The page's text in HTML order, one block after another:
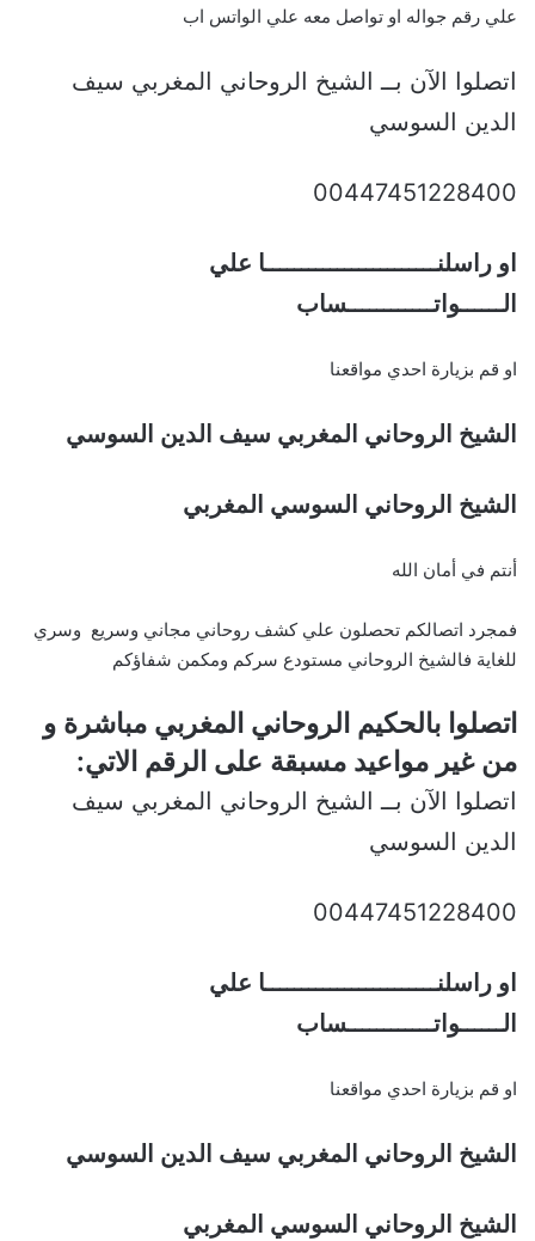
علي رقم جواله او تواصل معه علي الواتس اب
اتصلوا الآن بــ الشيخ الروحاني المغربي سيف
الدين السوسي
00447451228400
او راسلنــــــــــــــــــــــــا علي
الــــــواتــــــــــــساب
او قم بزيارة احدي مواقعنا
الشيخ الروحاني المغربي سيف الدين السوسي
الشيخ الروحاني السوسي المغربي
أنتم في أمان الله
فمجرد اتصالكم تحصلون علي كشف روحاني مجاني وسريع وسري
للغاية فالشيخ الروحاني مستودع سركم ومكمن شفاؤكم
اتصلوا بالحكيم الروحاني المغربي مباشرة و
من غير مواعيد مسبقة على الرقم الاتي:
اتصلوا الآن بــ الشيخ الروحاني المغربي سيف
الدين السوسي
00447451228400
او راسلنــــــــــــــــــــــــا علي
الــــــواتــــــــــــساب
او قم بزيارة احدي مواقعنا
الشيخ الروحاني المغربي سيف الدين السوسي
الشيخ الروحاني السوسي المغربي